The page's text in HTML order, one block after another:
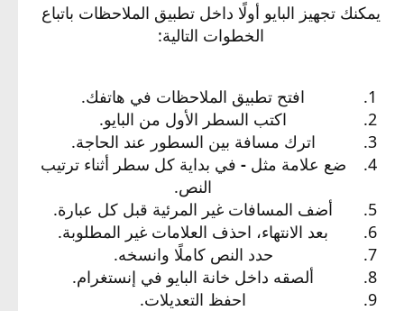
يمكنك تجهيز البايو أولًا داخل تطبيق الملاحظات باتباع
الخطوات التالية:
افتح تطبيق الملاحظات في هاتفك.
اكتب السطر الأول من البايو.
اترك مسافة بين السطور عند الحاجة.
ضع علامة مثل- في بداية كل سطر أثناء ترتيب
النص.
أضف المسافات غير المرئية قبل كل عبارة.
بعد الانتهاء، احذف العلامات غير المطلوبة.
حدد النص كاملًا وانسخه.
ألصقه داخل خانة البايو في إنستغرام.
احفظ التعديلات.